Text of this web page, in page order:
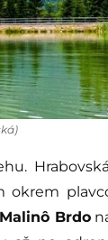
okrem
Brdo